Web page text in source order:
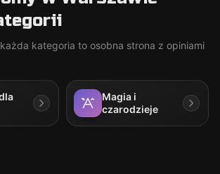
kategoria to osobna strona z opiniami
Magia i
czarodzieje